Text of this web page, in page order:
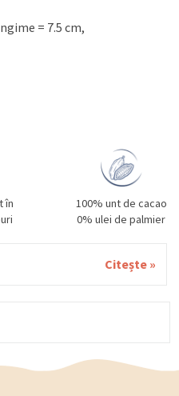
= 7.5 cm,
în
100% unt de cacao
0% ulei de palmier
Citește »